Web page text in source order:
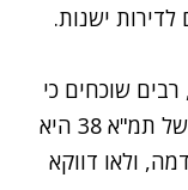
ישנות.
שוכחים כי
הסיבה הראשונה במעלה להיווצרותה של תמ"א 38 היא
ולאו דווקא